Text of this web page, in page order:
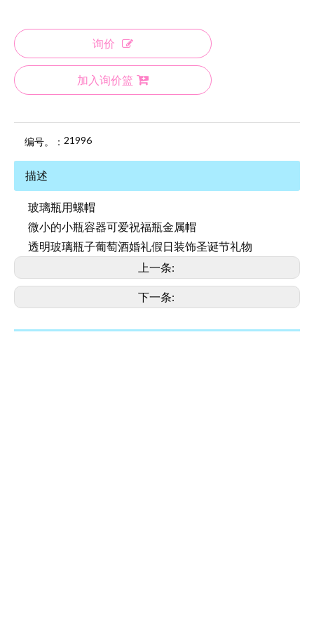
询价
加入询价篮
编号。： 21996
描述
玻璃瓶用螺帽
微小的小瓶容器可爱祝福瓶金属帽
透明玻璃瓶子葡萄酒婚礼假日装饰圣诞节礼物
上一条:
下一条: